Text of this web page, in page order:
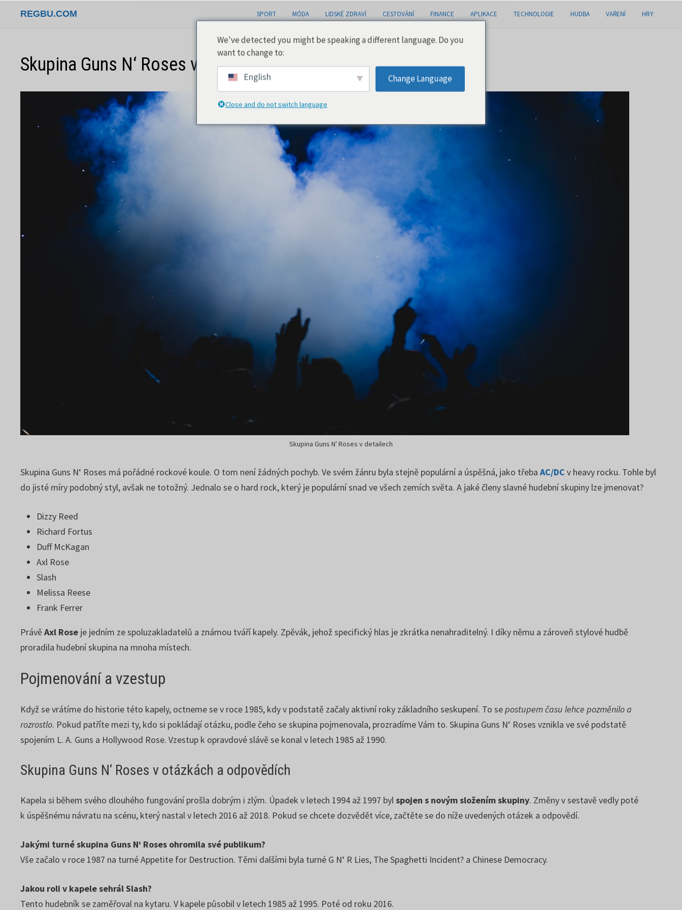
REGBU.COM SPORT MÓDA LIDSKÉ ZDRAVÍ CESTOVÁNÍ FINANCE APLIKACE TECHNOLOGIE HUDBA VAŘENÍ HRY
Skupina Guns N‘ Roses v detailech
Skupina Guns N' Roses v detailech
Skupina Guns N‘ Roses má pořádné rockové koule. O tom není žádných pochyb. Ve svém žánru byla stejně populární a úspěšná, jako třebaAC/DC v heavy rocku. Tohle byl
do jisté míry podobný styl, avšak ne totožný. Jednalo se o hard rock, který je populární snad ve všech zemích světa. A jaké členy slavné hudební skupiny lze jmenovat?
Dizzy Reed
Richard Fortus
Duff McKagan
Axl Rose
Slash
Melissa Reese
Frank Ferrer
PrávěAxl Rose je jedním ze spoluzakladatelů a známou tváří kapely. Zpěvák, jehož specifický hlas je zkrátka nenahraditelný. I díky němu a zároveň stylové hudbě
proradila hudební skupina na mnoha místech.
Pojmenování a vzestup
Když se vrátíme do historie této kapely, octneme se v roce 1985, kdy v podstatě začaly aktivní roky základního seskupení. To se postupem času lehce pozměnilo a
rozrostlo. Pokud patříte mezi ty, kdo si pokládají otázku, podle čeho se skupina pojmenovala, prozradíme Vám to. Skupina Guns N‘ Roses vznikla ve své podstatě
spojením L. A. Guns a Hollywood Rose. Vzestup k opravdové slávě se konal v letech 1985 až 1990.
Skupina Guns N‘ Roses v otázkách a odpovědích
Kapela si během svého dlouhého fungování prošla dobrým i zlým. Úpadek v letech 1994 až 1997 bylspojen s novým složením skupiny. Změny v sestavě vedly poté
k úspěšnému návratu na scénu, který nastal v letech 2016 až 2018. Pokud se chcete dozvědět více, začtěte se do níže uvedených otázek a odpovědí.
Jakými turné skupina Guns N‘ Roses ohromila své publikum?
Vše začalo v roce 1987 na turné Appetite for Destruction. Těmi dalšími byla turné G N‘ R Lies, The Spaghetti Incident? a Chinese Democracy.
Jakou roli v kapele sehrál Slash?
Tento hudebník se zaměřoval na kytaru. V kapele působil v letech 1985 až 1995. Poté od roku 2016.
We've detected you might be speaking a different language. Do you
want to change to:
English Change Language
Close and do not switch language